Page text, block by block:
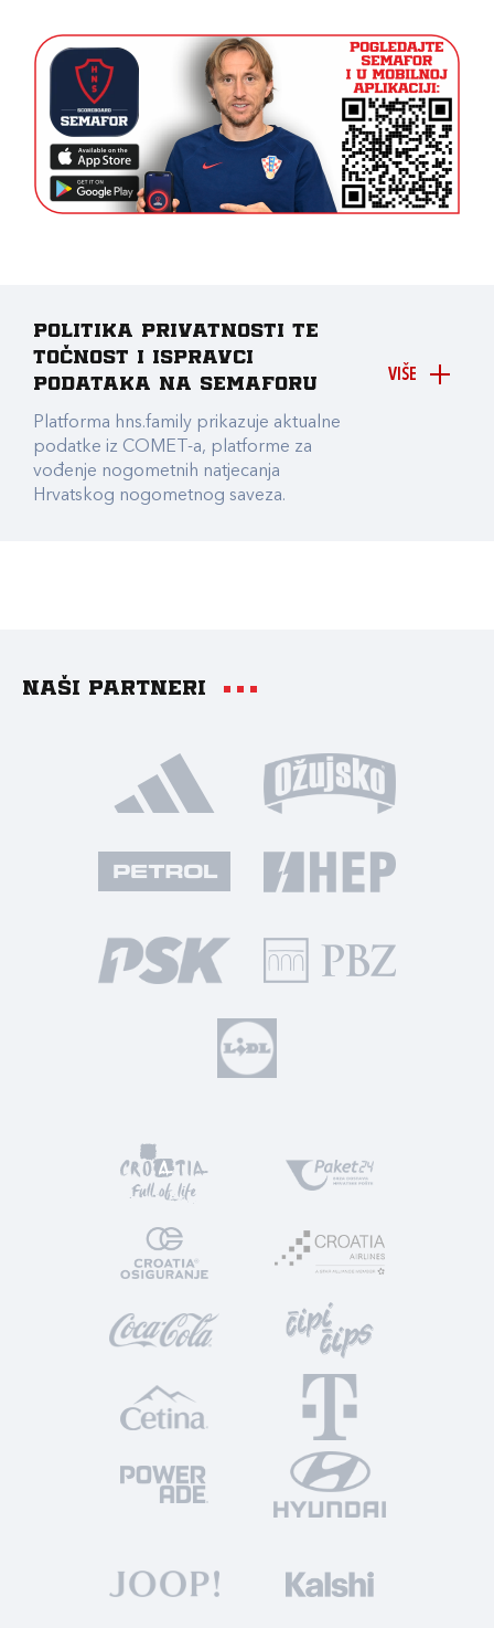
VIŠE
Politika privatnosti te
točnost i ispravci
podataka na Semaforu
Platforma hns.family prikazuje aktualne
podatke iz COMET-a, platforme za
vođenje nogometnih natjecanja
Hrvatskog nogometnog saveza.
Naši partneri